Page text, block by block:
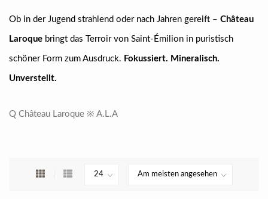
Ob in der Jugend strahlend oder nach Jahren gereift – Château
Laroque bringt das Terroir von Saint-Émilion in puristisch
schöner Form zum Ausdruck. Fokussiert. Mineralisch.
Unverstellt.
Q Château Laroque ※ A.L.A